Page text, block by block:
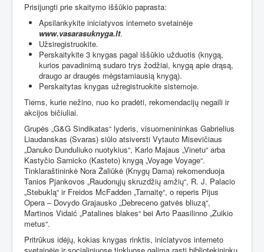
Prisijungti prie skaitymo iššūkio paprasta:
Apsilankykite iniciatyvos interneto svetainėje
www.vasarasuknyga.lt.
Užsiregistruokite.
Perskaitykite 3 knygas pagal iššūkio užduotis (knygą,
kurios pavadinimą sudaro trys žodžiai, knygą apie drąsą,
draugo ar draugės mėgstamiausią knygą).
Perskaitytas knygas užregistruokite sistemoje.
Tiems, kurie nežino, nuo ko pradėti, rekomendacijų negaili ir
akcijos bičiuliai.
Grupės „G&G Sindikatas“ lyderis, visuomenininkas Gabrielius
Liaudanskas (Svaras) siūlo atsiversti Vytauto Misevičiaus
„Danuko Dunduliuko nuotykius“, Karlo Majaus „Vinetu“ arba
Kastyčio Sarnicko (Kasteto) knygą „Voyage Voyage“.
Tinklaraštininkė Nora Žaliūkė (Knygų Dama) rekomenduoja
Tanios Pjankovos „Raudonųjų skruzdžių amžių“, R. J. Palacio
„Stebuklą“ ir Freidos McFadden „Tarnaitę“, o reperis Pijus
Opera – Dovydo Grajausko „Debreceno gatvės bliuzą“,
Martinos Vidaić „Patalines blakes“ bei Arto Paasilinno „Zuikio
metus“.
Pritrūkus idėjų, kokias knygas rinktis, iniciatyvos interneto